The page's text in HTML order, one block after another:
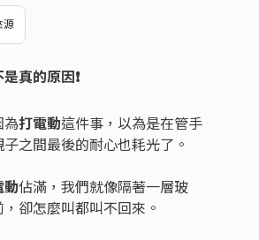
源
真的原因❗
為打電動這件事，以為是在管手
之間最後的耐心也耗光了。
動佔滿，我們就像隔著一層玻
卻怎麼叫都叫不回來。